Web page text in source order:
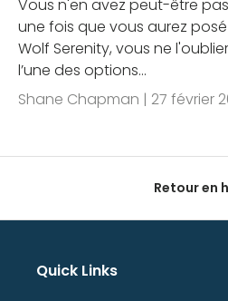
Vous n'en avez peut-être
une fois que vous aurez
Wolf Serenity, vous ne
l’une des options...
Shane Chapman | 27 février
Retour en
Quick Links